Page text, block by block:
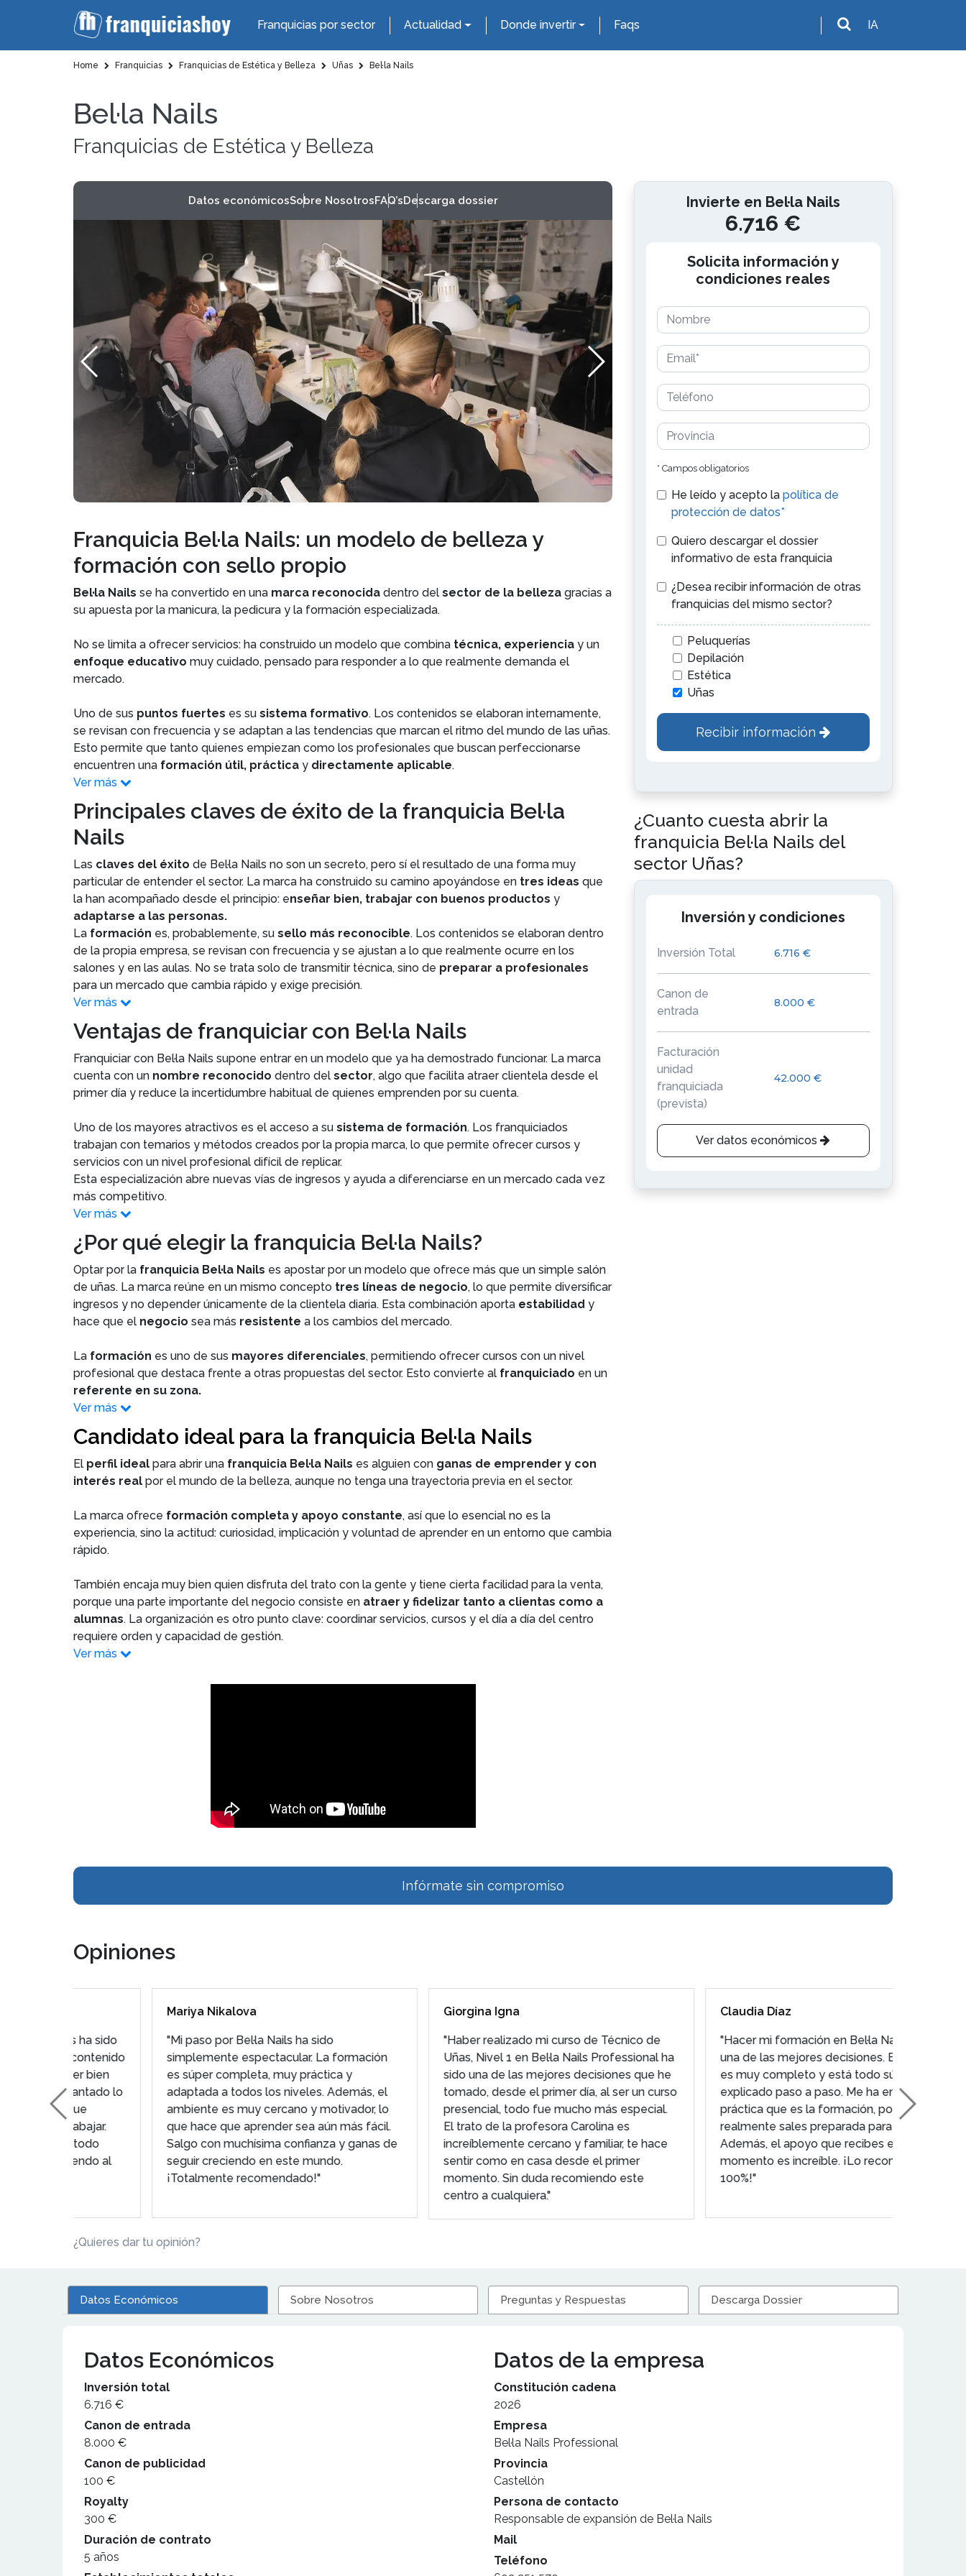
Franquicias por sector Actualidad Donde invertir Faqs IA
Home Franquicias Franquicias de Estética y Belleza Uñas Bel·la Nails
Bel·la Nails
Franquicias de Estética y Belleza
Datos económicosSobre NosotrosFAQ’sDescarga dossier
Franquicia Bel·la Nails: un modelo de belleza y
formación con sello propio
Bel·la Nails se ha convertido en una marca reconocida dentro del sector de la belleza gracias a
su apuesta por la manicura, la pedicura y la formación especializada.
No se limita a ofrecer servicios: ha construido un modelo que combina técnica, experiencia y un
enfoque educativo muy cuidado, pensado para responder a lo que realmente demanda el
mercado.
Uno de sus puntos fuertes es su sistema formativo. Los contenidos se elaboran internamente,
se revisan con frecuencia y se adaptan a las tendencias que marcan el ritmo del mundo de las uñas.
Esto permite que tanto quienes empiezan como los profesionales que buscan perfeccionarse
encuentren una formación útil, práctica y directamente aplicable.
Ver más
Principales claves de éxito de la franquicia Bel·la
Nails
Las claves del éxito de Bel·la Nails no son un secreto, pero sí el resultado de una forma muy
particular de entender el sector. La marca ha construido su camino apoyándose en tres ideas que
la han acompañado desde el principio: enseñar bien, trabajar con buenos productos y
adaptarse a las personas.
La formación es, probablemente, su sello más reconocible. Los contenidos se elaboran dentro
de la propia empresa, se revisan con frecuencia y se ajustan a lo que realmente ocurre en los
salones y en las aulas. No se trata solo de transmitir técnica, sino de preparar a profesionales
para un mercado que cambia rápido y exige precisión.
Ver más
Ventajas de franquiciar con Bel·la Nails
Franquiciar con Bel·la Nails supone entrar en un modelo que ya ha demostrado funcionar. La marca
cuenta con un nombre reconocido dentro del sector, algo que facilita atraer clientela desde el
primer día y reduce la incertidumbre habitual de quienes emprenden por su cuenta.
Uno de los mayores atractivos es el acceso a su sistema de formación. Los franquiciados
trabajan con temarios y métodos creados por la propia marca, lo que permite ofrecer cursos y
servicios con un nivel profesional difícil de replicar.
Esta especialización abre nuevas vías de ingresos y ayuda a diferenciarse en un mercado cada vez
más competitivo.
Ver más
¿Por qué elegir la franquicia Bel·la Nails?
Optar por la franquicia Bel·la Nails es apostar por un modelo que ofrece más que un simple salón
de uñas. La marca reúne en un mismo concepto tres líneas de negocio, lo que permite diversificar
ingresos y no depender únicamente de la clientela diaria. Esta combinación aporta estabilidad y
hace que el negocio sea más resistente a los cambios del mercado.
La formación es uno de sus mayores diferenciales, permitiendo ofrecer cursos con un nivel
profesional que destaca frente a otras propuestas del sector. Esto convierte al franquiciado en un
referente en su zona.
Ver más
Candidato ideal para la franquicia Bel·la Nails
El perfil ideal para abrir una franquicia Bel·la Nails es alguien con ganas de emprender y con
interés real por el mundo de la belleza, aunque no tenga una trayectoria previa en el sector.
La marca ofrece formación completa y apoyo constante, así que lo esencial no es la
experiencia, sino la actitud: curiosidad, implicación y voluntad de aprender en un entorno que cambia
rápido.
También encaja muy bien quien disfruta del trato con la gente y tiene cierta facilidad para la venta,
porque una parte importante del negocio consiste en atraer y fidelizar tanto a clientas como a
alumnas. La organización es otro punto clave: coordinar servicios, cursos y el día a día del centro
requiere orden y capacidad de gestión.
Ver más
Invierte en Bel·la Nails
6.716 €
Solicita información y
condiciones reales
* Campos obligatorios
He leído y acepto la política de
protección de datos*
Quiero descargar el dossier
informativo de esta franquicia
¿Desea recibir información de otras
franquicias del mismo sector?
Peluquerías
Depilación
Estética
Uñas
Recibir información
¿Cuanto cuesta abrir la
franquicia Bel·la Nails del
sector Uñas?
Inversión y condiciones
Inversión Total 6.716 €
Canon de
entrada
8.000 €
Facturación
unidad
franquiciada
(prevista)
42.000 €
Ver datos económicos
Infórmate sin compromiso
Opiniones
Mariya Nikalova
"Mi paso por Bel·la Nails ha sido
simplemente espectacular. La formación
es súper completa, muy práctica y
adaptada a todos los niveles. Además, el
ambiente es muy cercano y motivador, lo
que hace que aprender sea aún más fácil.
Salgo con muchísima confianza y ganas de
seguir creciendo en este mundo.
¡Totalmente recomendado!"
"Haber realizado mi curso de Técnico de
Uñas, Nivel 1 en Bel·la Nails Professional ha
sido una de las mejores decisiones que he
tomado, desde el primer día, al ser un curso
presencial, todo fue mucho más especial.
El trato de la profesora Carolina es
increíblemente cercano y familiar, te hace
sentir como en casa desde el primer
momento. Sin duda recomiendo este
centro a cualquiera."
"Hacer mi formación en Bel·la Nails ha sido
una de las mejores decisiones. El contenido
es muy completo y está todo súper bien
explicado paso a paso. Me ha encantado lo
práctica que es la formación, porque
realmente sales preparada para trabajar.
Además, el apoyo que recibes en todo
momento es increíble. ¡Lo recomiendo al
100%!"
¿Quieres dar tu opinión?
Datos Económicos Sobre Nosotros Preguntas y Respuestas Descarga Dossier
Datos Económicos
Inversión total
6.716 €
Canon de entrada
8.000 €
Canon de publicidad
100 €
Royalty
300 €
Duración de contrato
5 años
Datos de la empresa
Constitución cadena
2026
Empresa
Bel·la Nails Professional
Provincia
Castellón
Persona de contacto
Responsable de expansión de Bel·la Nails
Mail
Teléfono